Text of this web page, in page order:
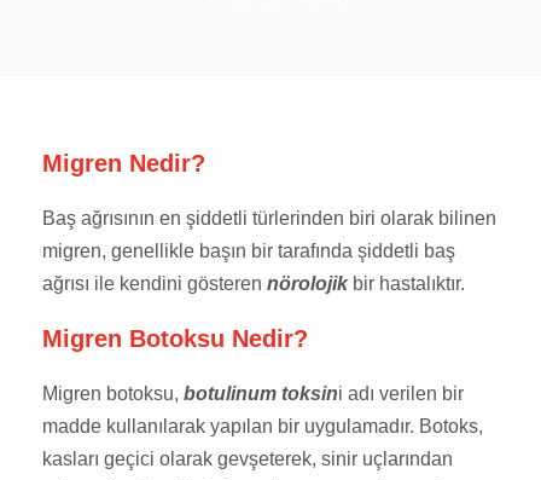
Migren Nedir?
Baş ağrısının en şiddetli türlerinden biri olarak bilinen
migren, genellikle başın bir tarafında şiddetli baş
ağrısı ile kendini gösteren nörolojikbir hastalıktır.
Migren Botoksu Nedir?
Migren botoksu, botulinum toksini adı verilen bir
madde kullanılarak yapılan bir uygulamadır. Botoks,
kasları geçici olarak gevşeterek, sinir uçlarından